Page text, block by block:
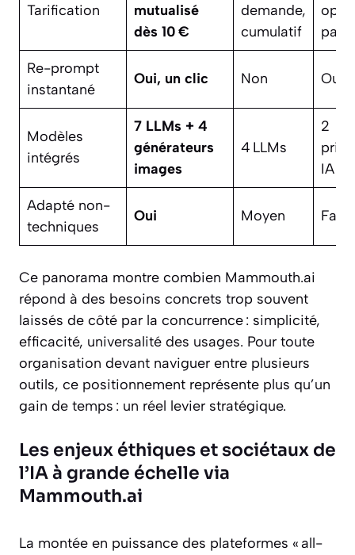
Tarification
mutualisé
dès 10 €
demande,
cumulatif
Re-prompt
instantané
Oui, un clic Non Oui,
Modèles
intégrés
7 LLMs + 4
générateurs
images
4 LLMs
2
IA
Adapté non-
techniques
Oui Moyen
Ce panorama montre combien Mammouth.ai
répond à des besoins concrets trop souvent
laissés de côté par la concurrence : simplicité,
efficacité, universalité des usages. Pour toute
organisation devant naviguer entre plusieurs
outils, ce positionnement représente plus qu’un
gain de temps : un réel levier stratégique.
Les enjeux éthiques et sociétaux de
l’IA à grande échelle via
Mammouth.ai
La montée en puissance des plateformes « all-